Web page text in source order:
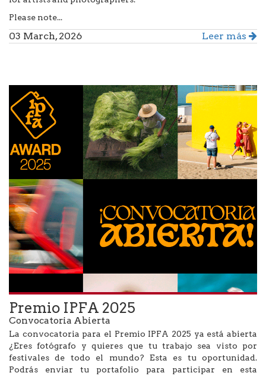
Please note...
03 March, 2026 Leer más
Premio IPFA 2025
Convocatoria Abierta
La convocatoria para el Premio IPFA 2025 ya está abierta
¿Eres fotógrafo y quieres que tu trabajo sea visto por
festivales de todo el mundo? Esta es tu oportunidad.
Podrás enviar tu portafolio para participar en esta